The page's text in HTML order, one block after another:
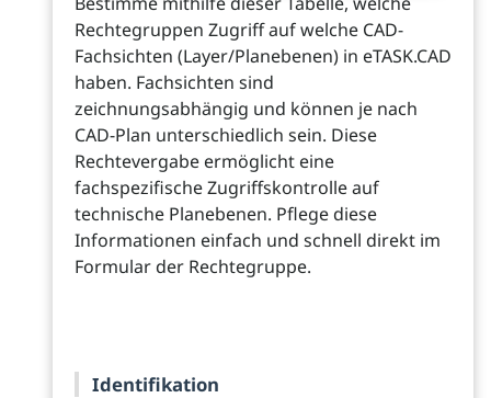
Rechtegruppen Zugriff auf welche CAD-
Fachsichten (Layer/Planebenen) in eTASK.CAD
haben. Fachsichten sind
zeichnungsabhängig und können je nach
CAD-Plan unterschiedlich sein. Diese
Rechtevergabe ermöglicht eine
fachspezifische Zugriffskontrolle auf
technische Planebenen. Pflege diese
Informationen einfach und schnell direkt im
Formular der Rechtegruppe.
Identifikation